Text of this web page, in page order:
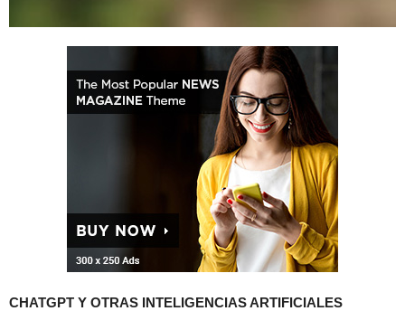
CHATGPT Y OTRAS INTELIGENCIAS ARTIFICIALES